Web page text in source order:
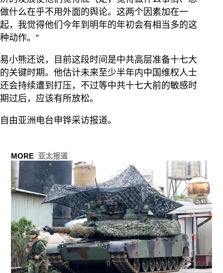
做什么在乎不用外面的舆论。这两个因素加在一
起，我觉得他们今年到明年的年初会有相当多的这
种动作。”
易小熊还说，目前这段时间是中共高层准备十七大
的关键时期。他估计未来至少半年内中国维权人士
还会持续遭到打压，不过等中共十七大前的敏感时
期过后，应该有所放松。
自由亚洲电台申铧采访报道。
MORE 亚太报道